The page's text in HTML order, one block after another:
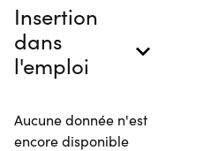
Insertion
dans
l'emploi
Aucune donnée n'est
encore disponible